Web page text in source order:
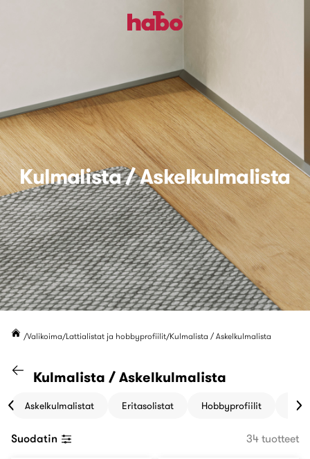
Kulmalista / Askelkulmalista
Valikoima Lattialistat ja hobbyprofiilit Kulmalista / Askelkulmalista
Siirry "Lattialistat ja hobbyprofiilit "
Kulmalista / Askelkulmalista
Askelkulmalistat Eritasolistat Hobbyprofiilit
Suodatin 34 tuotteet